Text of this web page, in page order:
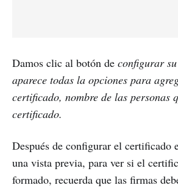
Damos clic al botón de configurar
aparece todas la opciones para
certificado, nombre de las personas
certificado.
Después de configurar el certificado
una vista previa, para ver si el
formado, recuerda que las firmas